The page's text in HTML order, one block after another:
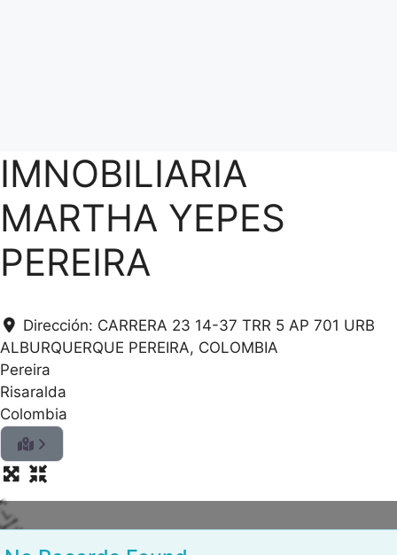
IMNOBILIARIA
MARTHA YEPES
PEREIRA
Dirección: CARRERA 23 14-37 TRR 5 AP 701 URB
ALBURQUERQUE PEREIRA, COLOMBIA
Pereira
Risaralda
Colombia